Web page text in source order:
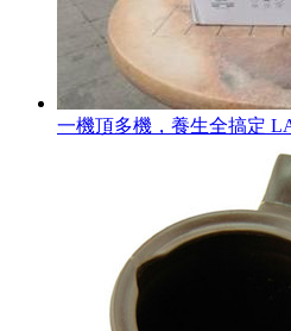
一機頂多機，養生全搞定